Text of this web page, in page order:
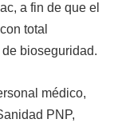
a fin de que el
total
bioseguridad.
médico,
PNP,